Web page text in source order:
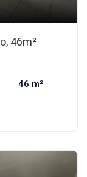
46m²
46 m²